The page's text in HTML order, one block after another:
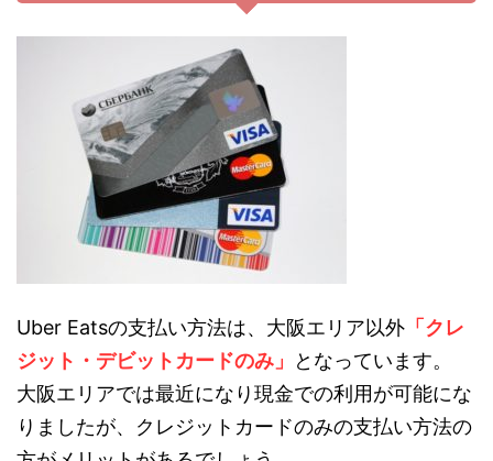
Uber Eatsの支払い方法は、大阪エリア以外 「クレ
ジット・デビットカードのみ」
となっています。
大阪エリアでは最近になり現金での利用が可能にな
りましたが、クレジットカードのみの支払い方法の